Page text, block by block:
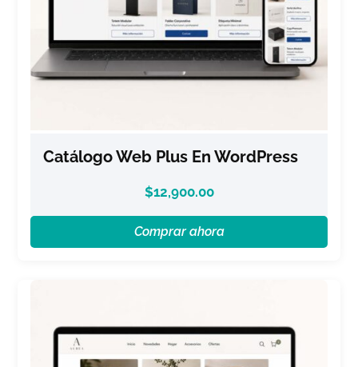
Catálogo Web Plus En WordPress
$12,900.00
Comprar ahora